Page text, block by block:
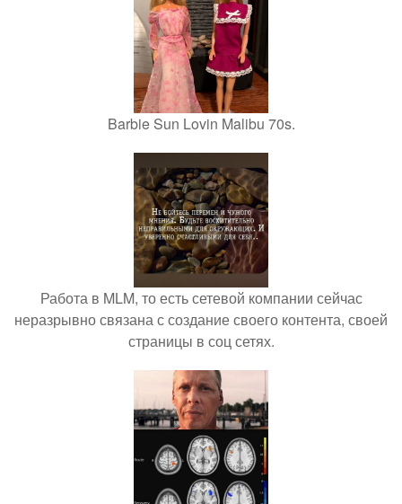
Barbie Sun Lovin Malibu 70s.
Работа в MLM, то есть сетевой компании сейчас
неразрывно связана с создание своего контента, своей
страницы в соц сетях.